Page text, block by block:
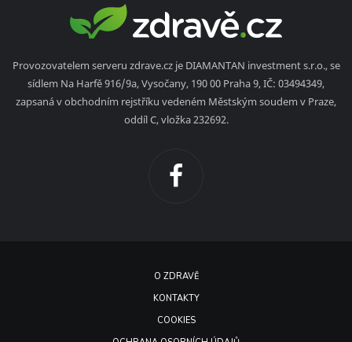
Provozovatelem serveru zdrave.cz je DIAMANTAN investment s.r.o., se
sídlem Na Harfě 916/9a, Vysočany, 190 00 Praha 9, IČ: 03494349,
zapsaná v obchodním rejstříku vedeném Městským soudem v Praze,
oddíl C, vložka 232692.
O ZDRAVĚ
KONTAKTY
COOKIES